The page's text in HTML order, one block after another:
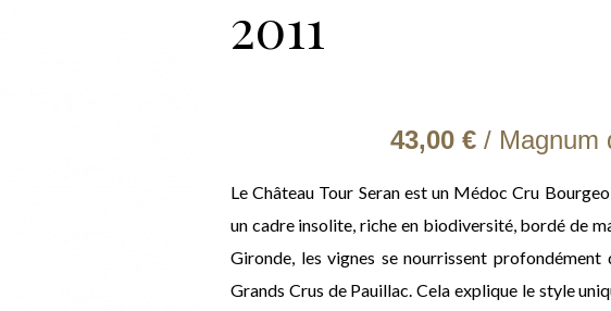
2011
43,00 € / Magnum
Le Château Tour Seran est un Médoc Cru
un cadre insolite, riche en biodiversité, bordé de
Gironde, les vignes se nourrissent profondément
Grands Crus de Pauillac. Cela explique le style